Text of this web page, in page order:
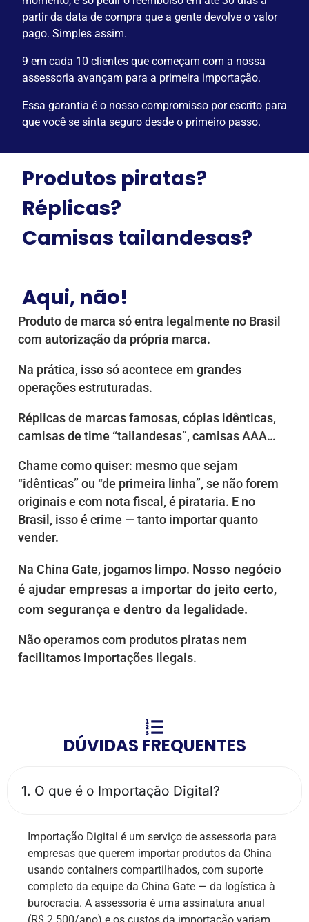
partir da data de compra que a gente devolve o valor
pago. Simples assim.
9 em cada 10 clientes que começam com a nossa
assessoria avançam para a primeira importação.
Essa garantia é o nosso compromisso por escrito para
que você se sinta seguro desde o primeiro passo.
Produtos piratas?
Réplicas?
Camisas tailandesas?
Aqui, não!
Produto de marca só entra legalmente no Brasil
com autorização da própria marca.
Na prática, isso só acontece em grandes
operações estruturadas.
Réplicas de marcas famosas, cópias idênticas,
camisas de time “tailandesas”, camisas AAA…
Chame como quiser: mesmo que sejam
“idênticas” ou “de primeira linha”, se não forem
originais e com nota fiscal, é pirataria. E no
Brasil, isso é crime — tanto importar quanto
vender.
Na China Gate, jogamos limpo. Nosso negócio
é ajudar empresas a importar do jeito certo,
com segurança e dentro da legalidade.
Não operamos com produtos piratas nem
facilitamos importações ilegais.
DÚVIDAS FREQUENTES
1. O que é o Importação Digital?
Importação Digital é um serviço de assessoria para
empresas que querem importar produtos da China
usando containers compartilhados, com suporte
completo da equipe da China Gate — da logística à
burocracia. A assessoria é uma assinatura anual
(R$ 2.500/ano) e os custos da importação variam,